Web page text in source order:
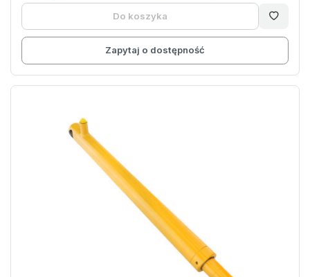
Do koszyka
Zapytaj o dostępność